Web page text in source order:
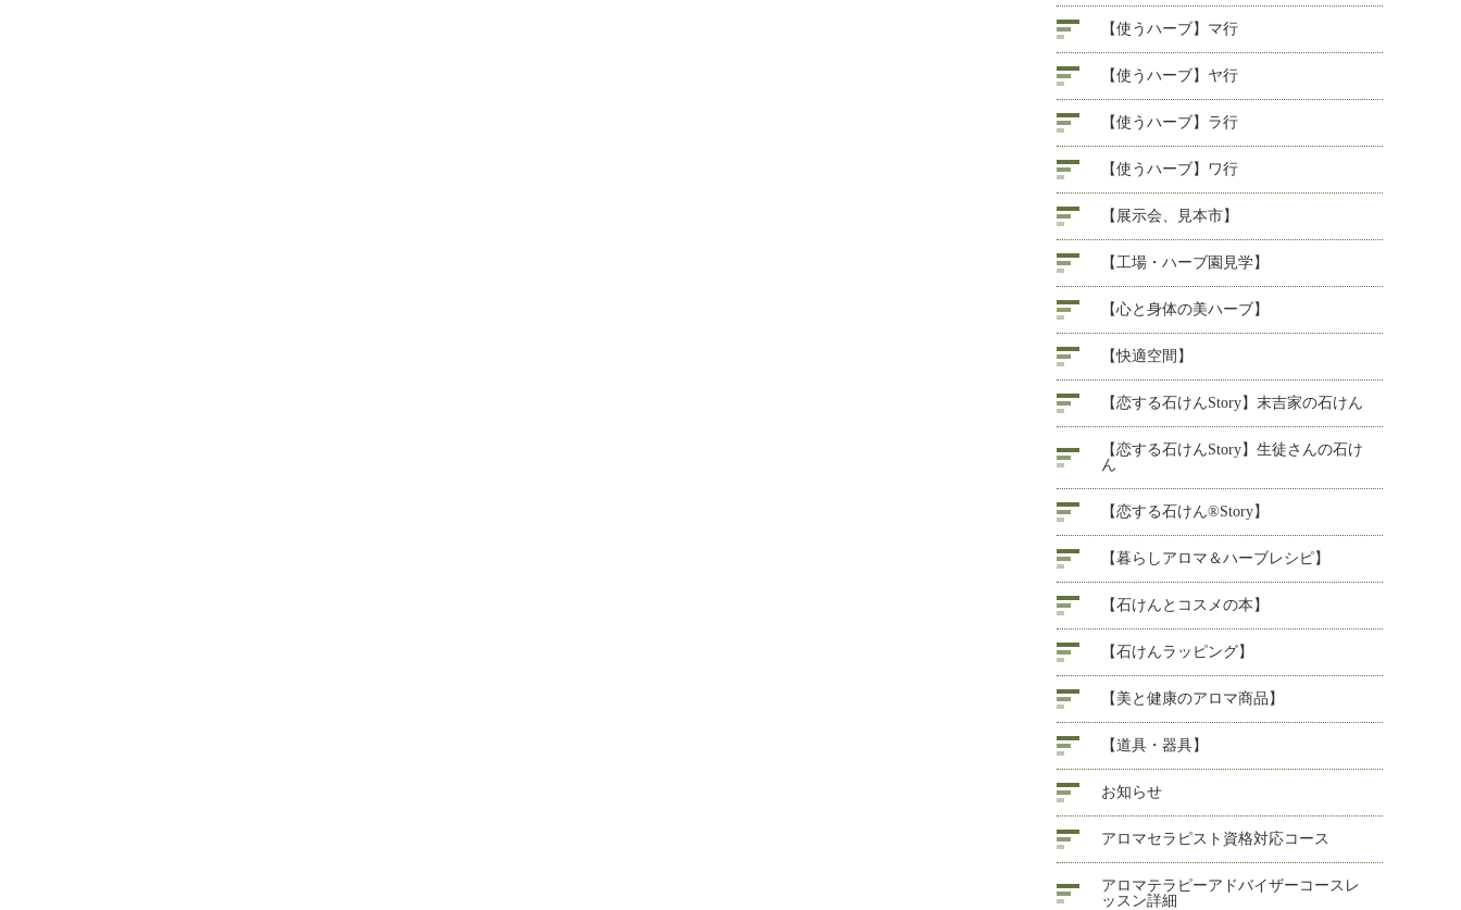
【使うハーブ】マ行
【使うハーブ】ヤ行
【使うハーブ】ラ行
【使うハーブ】ワ行
【展示会、見本市】
【工場・ハーブ園見学】
【心と身体の美ハーブ】
【快適空間】
【恋する石けんStory】末吉家の石けん
【恋する石けんStory】生徒さんの石け
ん
【恋する石けん®Story】
【暮らしアロマ＆ハーブレシピ】
【石けんとコスメの本】
【石けんラッピング】
【美と健康のアロマ商品】
【道具・器具】
お知らせ
アロマセラピスト資格対応コース
アロマテラピーアドバイザーコースレ
ッスン詳細